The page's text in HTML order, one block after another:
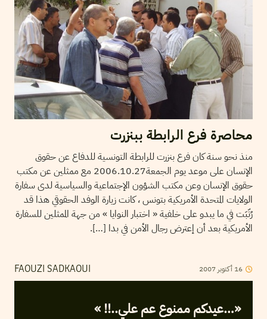
محاصرة فرع الرابطة ببنزرت
منذ نحو سنة كان فرع بنزرت للرابطة التونسية للدفاع عن حقوق
الإنسان على موعد يوم الجمعة2006.10.27 مع ممثلين عن مكتب
حقوق الإنسان وعن مكتب الشؤون الإجتماعية والسياسية لدى سفارة
الولايات المتحدة الأمريكية بتونس ، كانت زيارة الوفد الحقوقي هذا قد
رُتّبَت في ما يبدو على خلفية « اختبار النوايا » من جهة الممثلين للسفارة
الأمريكية بعد أن إعترض رجال الأمن في بدا […].
FAOUZI SADKAOUI 16 أكتوبر 2007
«…عيدكم ممنوع عم علي..!! »